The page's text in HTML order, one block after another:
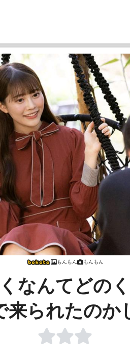
もんもん もんもん
なんてどの
来られたのか